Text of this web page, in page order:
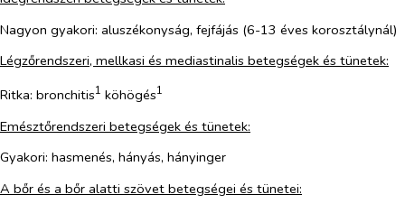
Nagyon gyakori: aluszékonyság, fejfájás (6-13 éves korosztálynál)
Légzőrendszeri, mellkasi és mediastinalis betegségek és tünetek:
Ritka: bronchitis1 köhögés1
Emésztőrendszeri betegségek és tünetek:
Gyakori: hasmenés, hányás, hányinger
A bőr és a bőr alatti szövet betegségei és tünetei: